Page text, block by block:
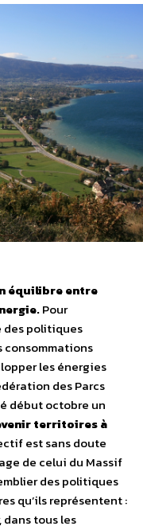
équilibre entre
Pour
des politiques
les énergies
des Parcs
début octobre un
territoires à
est sans doute
de celui du Massif
des politiques
qu’ils représentent :
tous les